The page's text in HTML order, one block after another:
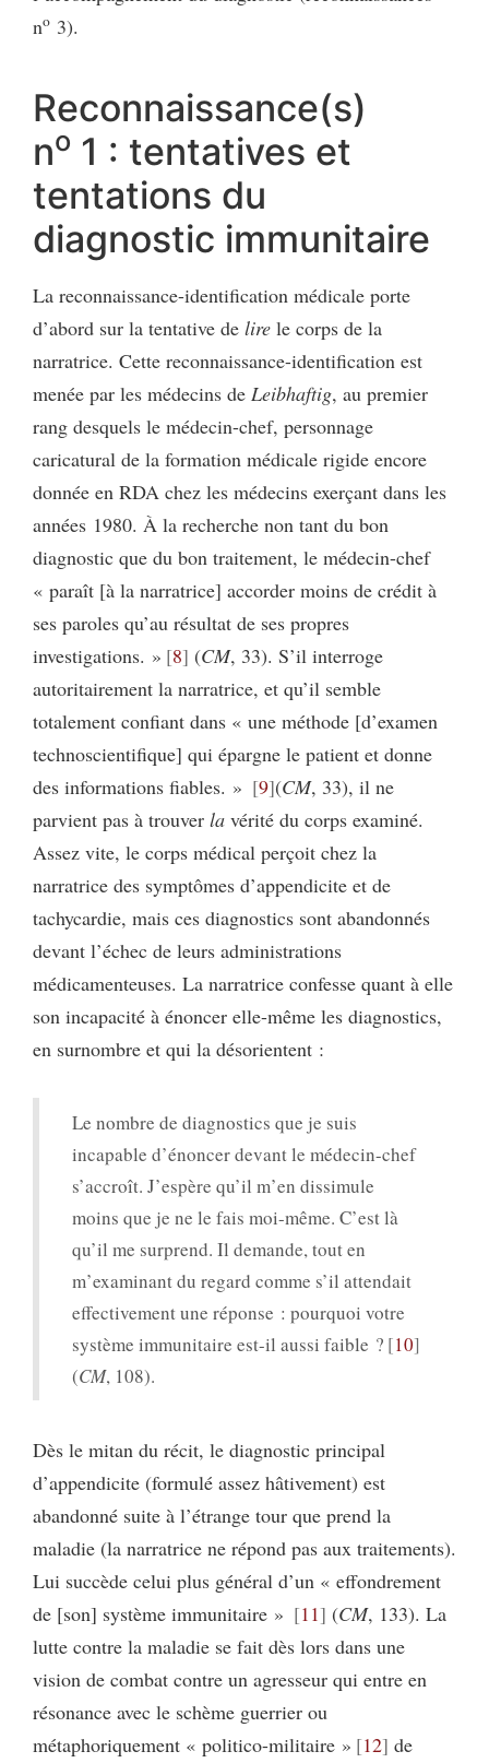
no 3).
Reconnaissance(s)
no 1 : tentatives et
tentations du
diagnostic immunitaire
La reconnaissance-identification médicale porte
d’abord sur la tentative de lire le corps de la
narratrice. Cette reconnaissance-identification est
menée par les médecins de Leibhaftig, au premier
rang desquels le médecin-chef, personnage
caricatural de la formation médicale rigide encore
donnée en RDA chez les médecins exerçant dans les
années 1980. À la recherche non tant du bon
diagnostic que du bon traitement, le médecin-chef
« paraît [à la narratrice] accorder moins de crédit à
ses paroles qu’au résultat de ses propres
investigations. » 8 (CM, 33). S’il interroge
autoritairement la narratrice, et qu’il semble
totalement confiant dans « une méthode [d’examen
technoscientifique] qui épargne le patient et donne
des informations fiables. »
9 (CM, 33), il ne
parvient pas à trouver la vérité du corps examiné.
Assez vite, le corps médical perçoit chez la
narratrice des symptômes d’appendicite et de
tachycardie, mais ces diagnostics sont abandonnés
devant l’échec de leurs administrations
médicamenteuses. La narratrice confesse quant à elle
son incapacité à énoncer elle-même les diagnostics,
en surnombre et qui la désorientent :
Le nombre de diagnostics que je suis
incapable d’énoncer devant le médecin-chef
s’accroît. J’espère qu’il m’en dissimule
moins que je ne le fais moi-même. C’est là
qu’il me surprend. Il demande, tout en
m’examinant du regard comme s’il attendait
effectivement une réponse : pourquoi votre
système immunitaire est-il aussi faible ? 10
(CM, 108).
Dès le mitan du récit, le diagnostic principal
d’appendicite (formulé assez hâtivement) est
abandonné suite à l’étrange tour que prend la
maladie (la narratrice ne répond pas aux traitements).
Lui succède celui plus général d’un « effondrement
de [son] système immunitaire »
11 (CM, 133). La
lutte contre la maladie se fait dès lors dans une
vision de combat contre un agresseur qui entre en
résonance avec le schème guerrier ou
métaphoriquement « politico-militaire » 12 de